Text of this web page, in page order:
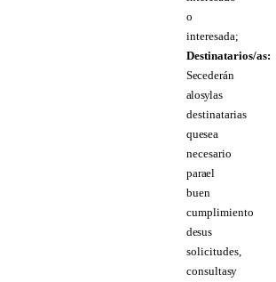
o
interesada;
Destinatarios/as:
Se cederán
a los y las
destinatarias
que sea
necesario
para el
buen
cumplimiento
de sus
solicitudes,
consultas y